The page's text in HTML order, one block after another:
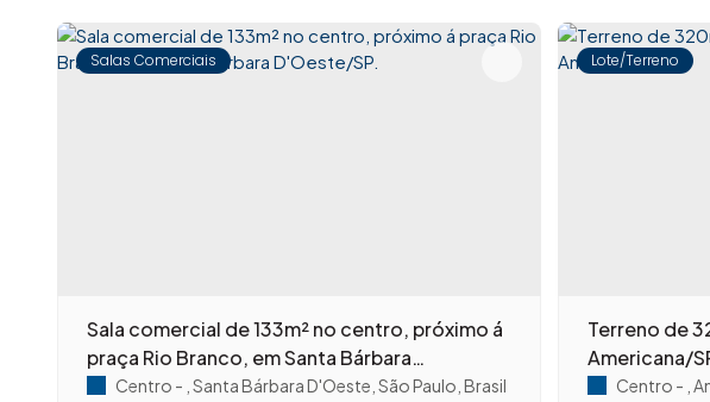
Salas Comerciais
Sala comercial de 133m² no centro, próximo á
praça Rio Branco, em Santa Bárbara
D'Oeste/SP.
Centro ,Santa Bárbara D'Oeste ,São Paulo ,Brasil
Lote/Terreno
Terreno de
Americana/
Centro